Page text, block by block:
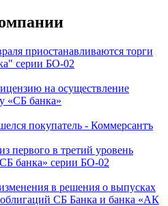
приостанавливаются торги
серии БО-02
на осуществление
«СБ банка»
покупатель - Коммерсантъ
в третий уровень